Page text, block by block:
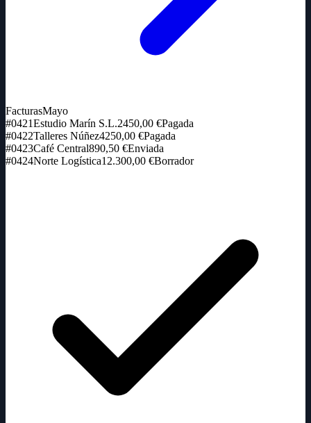
FacturasMayo
#0421Estudio Marín S.L.2450,00 €Pagada
#0422Talleres Núñez4250,00 €Pagada
#0423Café Central890,50 €Enviada
#0424Norte Logística12.300,00 €Borrador